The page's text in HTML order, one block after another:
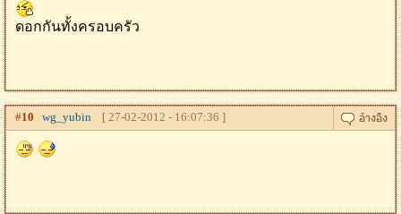
ดอกกันทั้งครอบครัว
#10 wg_yubin [ 27-02-2012 - 16:07:36 ]